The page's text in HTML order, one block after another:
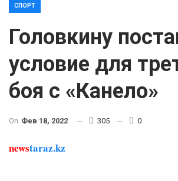
СПОРТ
Головкину
условие для
боя с «Канело»
On Фев 18, 2022 305 0
newstaraz.kz